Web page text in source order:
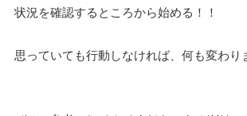
状況を確認するところから始める！！
思っていても行動しなければ、何も変わり